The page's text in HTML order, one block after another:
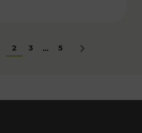
2 3 ... 5 Nächstes